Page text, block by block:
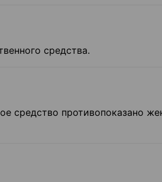
средства.
средст­во противопоказано